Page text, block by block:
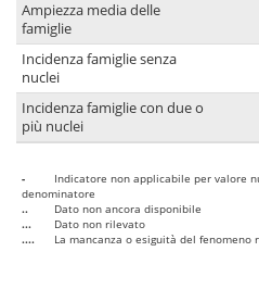
Ampiezza media delle
famiglie
Incidenza famiglie senza
nuclei
Incidenza famiglie con due o
più nuclei
-
Indicatore non applicabile per valore
denominatore
..
Dato non ancora disponibile
...
Dato non rilevato
....
La mancanza o esiguità del